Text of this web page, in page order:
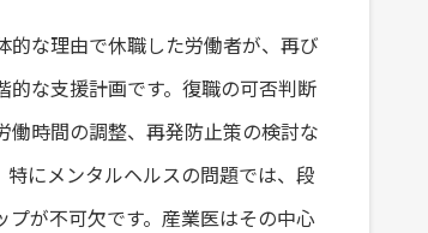
な理由で休職した労働者が、再び
な支援計画です。復職の可否判断
時間の調整、再発防止策の検討な
にメンタルヘルスの問題では、段
が不可欠です。産業医はその中心